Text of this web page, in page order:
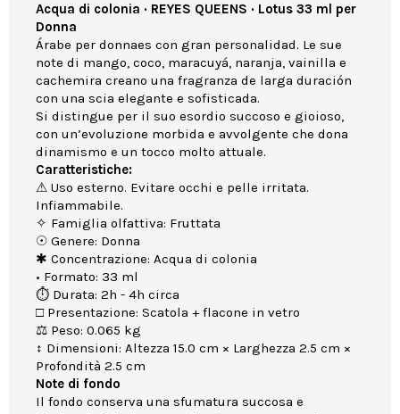
Acqua di colonia · REYES QUEENS · Lotus 33 ml per
Donna
Árabe per donnaes con gran personalidad. Le sue
note di mango, coco, maracuyá, naranja, vainilla e
cachemira creano una fragranza de larga duración
con una scia elegante e sofisticada.
Si distingue per il suo esordio succoso e gioioso,
con un’evoluzione morbida e avvolgente che dona
dinamismo e un tocco molto attuale.
Caratteristiche:
⚠ Uso esterno. Evitare occhi e pelle irritata.
Infiammabile.
✧ Famiglia olfattiva: Fruttata
☉ Genere: Donna
✱ Concentrazione: Acqua di colonia
• Formato: 33 ml
⏱ Durata: 2h - 4h circa
□ Presentazione: Scatola + flacone in vetro
⚖ Peso: 0.065 kg
↕ Dimensioni: Altezza 15.0 cm × Larghezza 2.5 cm ×
Profondità 2.5 cm
Note di fondo
Il fondo conserva una sfumatura succosa e